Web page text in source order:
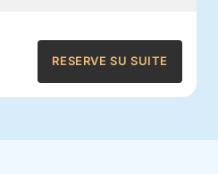
RESERVE SU SUITE